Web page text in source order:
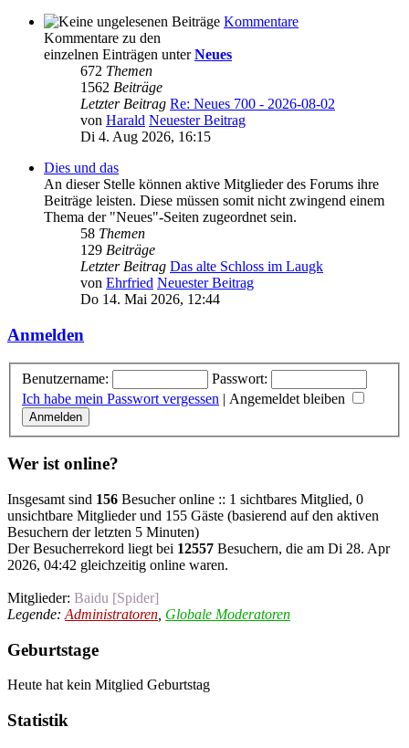
Kommentare
Kommentare zu den
einzelnen Einträgen unterNeues
672 Themen
1562 Beiträge
Letzter Beitrag Re: Neues 700 - 2026-08-02
von Harald Neuester Beitrag
Di 4. Aug 2026, 16:15
Dies und das
An dieser Stelle können aktive Mitglieder des Forums ihre
Beiträge leisten. Diese müssen somit nicht zwingend einem
Thema der "Neues"-Seiten zugeordnet sein.
58 Themen
129 Beiträge
Letzter Beitrag Das alte Schloss im Laugk
von Ehrfried Neuester Beitrag
Do 14. Mai 2026, 12:44
Anmelden
Benutzername:
Passwort:
Ich habe mein Passwort vergessen | Angemeldet bleiben
Wer ist online?
Insgesamt sind 156 Besucher online :: 1 sichtbares Mitglied, 0
unsichtbare Mitglieder und 155 Gäste (basierend auf den aktiven
Besuchern der letzten 5 Minuten)
Der Besucherrekord liegt bei 12557 Besuchern, die am Di 28. Apr
2026, 04:42 gleichzeitig online waren.
Mitglieder: Baidu [Spider]
Legende: Administratoren Globale Moderatoren
Geburtstage
Heute hat kein Mitglied Geburtstag
Statistik